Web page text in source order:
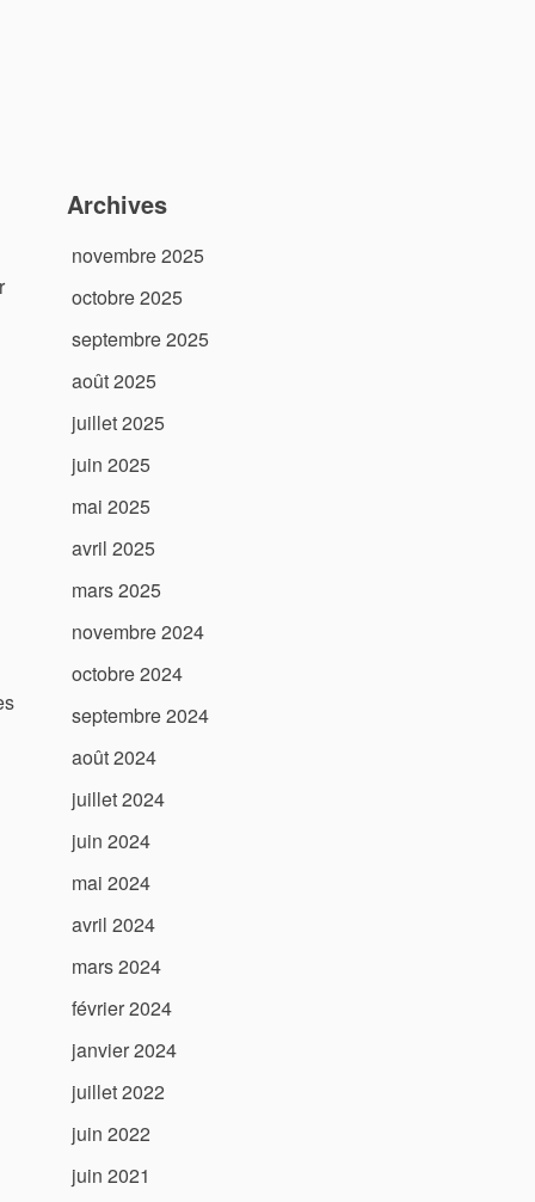
Archives
novembre 2025
octobre 2025
septembre 2025
août 2025
juillet 2025
juin 2025
mai 2025
avril 2025
mars 2025
novembre 2024
octobre 2024
septembre 2024
août 2024
juillet 2024
juin 2024
mai 2024
avril 2024
mars 2024
février 2024
janvier 2024
juillet 2022
juin 2022
juin 2021